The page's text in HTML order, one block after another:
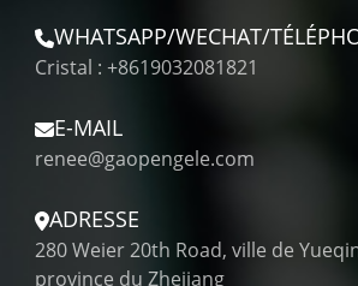
WHATSAPP/WECHAT/
Cristal : +8619032081821
E-MAIL
renee@gaopengele.com
ADRESSE
280 Weier 20th Road, ville de
province du Zhejiang